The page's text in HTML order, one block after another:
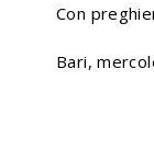
Con
Bari,